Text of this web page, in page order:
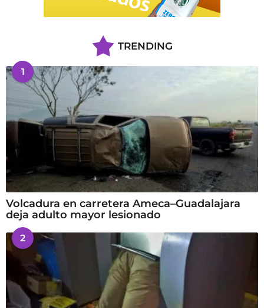
TRENDING
1
Volcadura en carretera Ameca–Guadalajara
deja adulto mayor lesionado
2